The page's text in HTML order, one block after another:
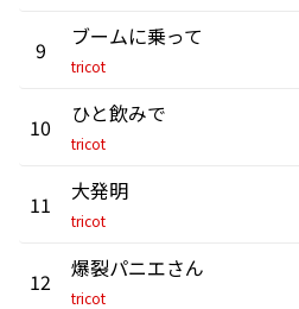
9 ブームに乗って
tricot
10 ひと飲みで
tricot
11 大発明
tricot
12 爆裂パニエさん
tricot